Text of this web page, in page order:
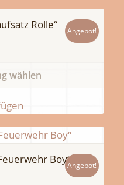
Rolle“ Angebot!
wählen
Boy“Angebot!